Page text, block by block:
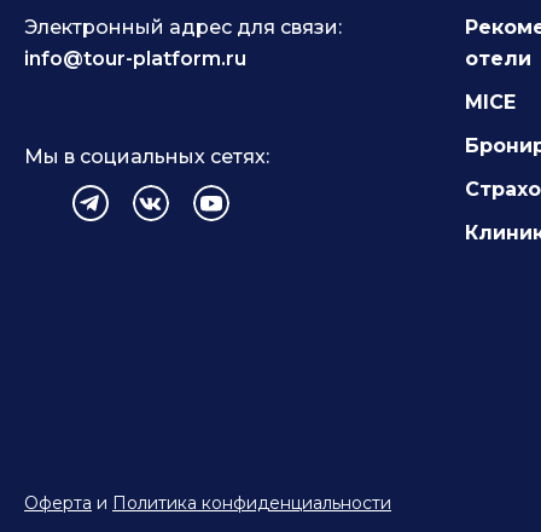
Электронный адрес для связи:
info@tour-platform.ru
Мы в социальных сетях:
отели
MICE
Оферта и Политика конфиденциальности